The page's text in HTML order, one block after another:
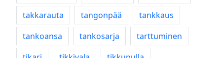
takkarauta
tangonpää
tankkaus
tankoansa
tankosarja
tarttuminen